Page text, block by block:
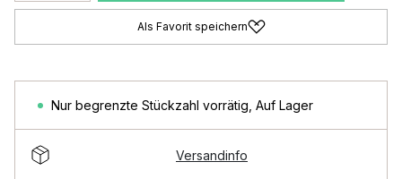
Als Favorit speichern
Nur begrenzte Stückzahl vorrätig Auf Lager
Versandinfo